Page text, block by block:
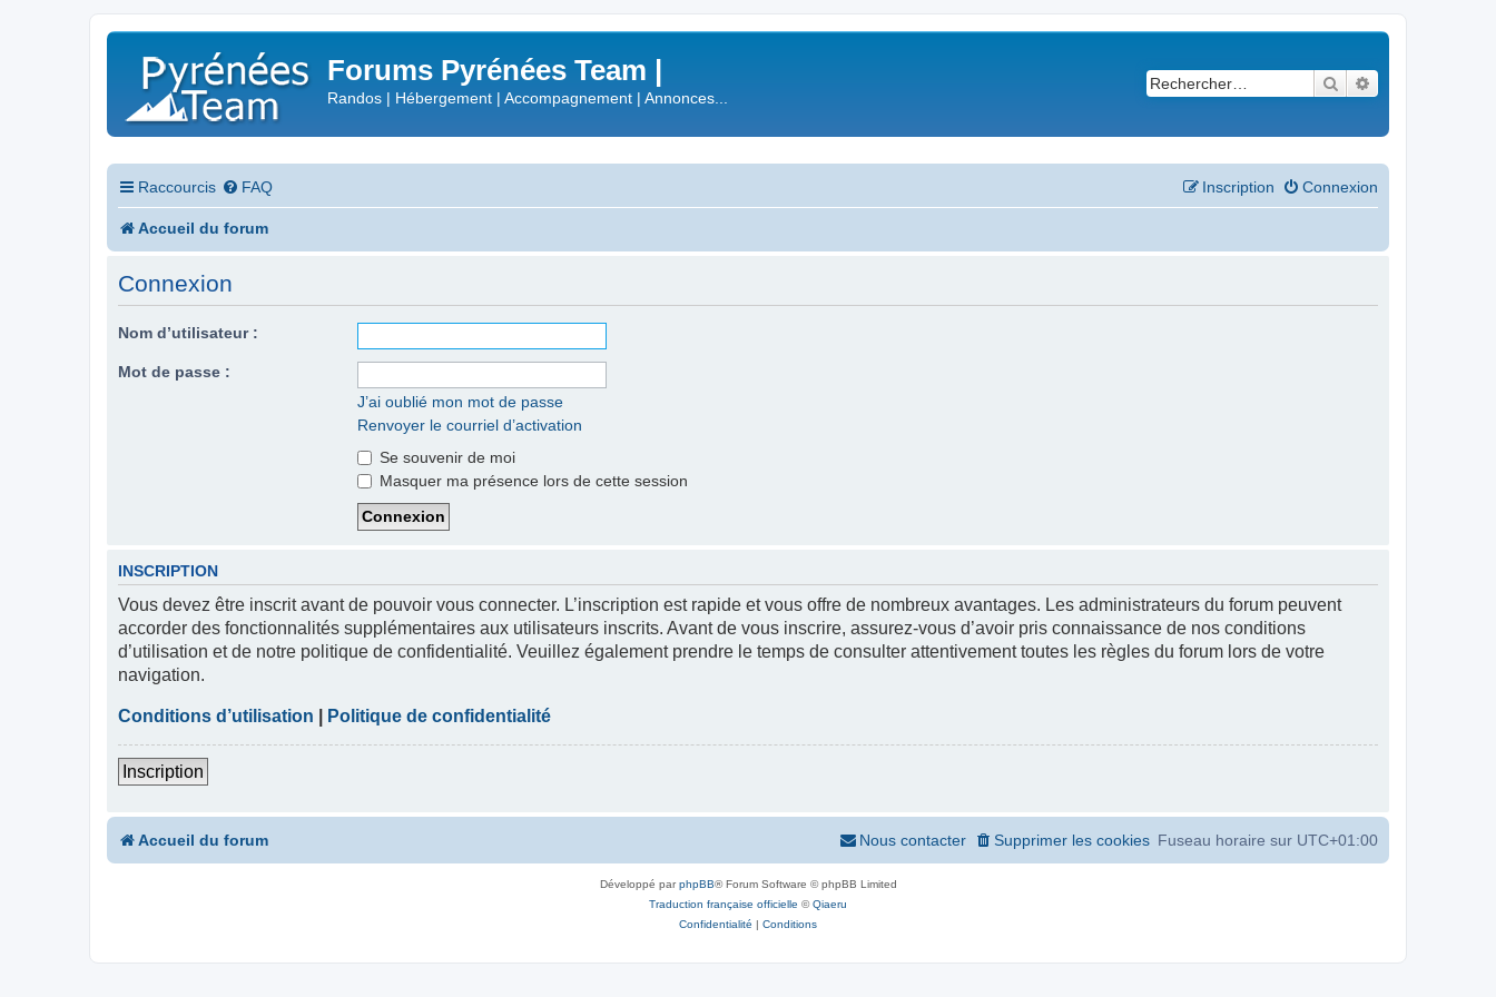
Forums Pyrénées Team |
Randos | Hébergement | Accompagnement | Annonces...
Rechercher
Raccourcis FAQ Connexion
Inscription
Accueil du forum
Connexion
Nom d’utilisateur :
Mot de passe :
J’ai oublié mon mot de passe
Renvoyer le courriel d’activation
Se souvenir de moi
Masquer ma présence lors de cette session
INSCRIPTION
Vous devez être inscrit avant de pouvoir vous connecter. L’inscription est rapide et vous offre de nombreux avantages. Les administrateurs du forum peuvent
accorder des fonctionnalités supplémentaires aux utilisateurs inscrits. Avant de vous inscrire, assurez-vous d’avoir pris connaissance de nos conditions
d’utilisation et de notre politique de confidentialité. Veuillez également prendre le temps de consulter attentivement toutes les règles du forum lors de votre
navigation.
Conditions d’utilisation Politique de confidentialité
Inscription
Accueil du forum Fuseau horaire sur UTC+01:00
Supprimer les cookies
Nous contacter
Développé parphpBB® Forum Software © phpBB Limited
Traduction française officielle ©Qiaeru
Confidentialité | Conditions